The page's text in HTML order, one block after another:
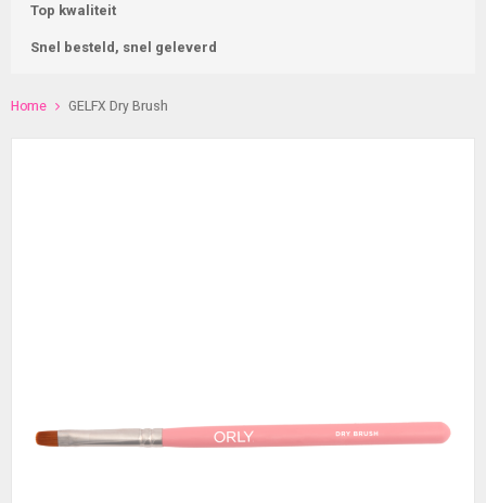
Top kwaliteit
Snel besteld, snel geleverd
Home GELFX Dry Brush